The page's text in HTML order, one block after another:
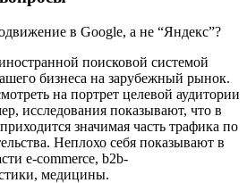
в Google, а не “Яндекс”?
поисковой системой
бизнеса на зарубежный рынок.
на портрет целевой аудитории
исследования показывают, что в
значимая часть трафика по
Неплохо себя показывают в
e-commerce, b2b-
медицины.